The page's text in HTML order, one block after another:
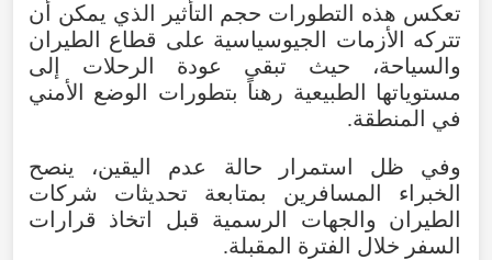
تعكس هذه التطورات حجم التأثير الذي يمكن
أن
تتركه
الأزمات الجيوسياسية على قطاع
الطيران
والسياحة، حيث تبقى عودة الرحلات
إلى
مستوياتها
الطبيعية رهناً بتطورات الوضع
الأمني
في المنطقة.
وفي
ظل استمرار حالة عدم اليقين، ينصح
الخبراء
المسافرين بمتابعة تحديثات
شركات
الطيران
والجهات الرسمية قبل اتخاذ
قرارات
السفر خلال الفترة المقبلة.